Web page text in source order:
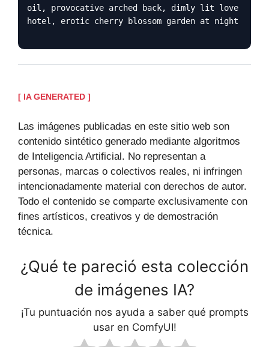
oil, provocative arched back, dimly lit love
hotel, erotic cherry blossom garden at night
[ IA GENERATED ]
Las imágenes publicadas en este sitio web son
contenido sintético generado mediante algoritmos
de Inteligencia Artificial. No representan a
personas, marcas o colectivos reales, ni infringen
intencionadamente material con derechos de autor.
Todo el contenido se comparte exclusivamente con
fines artísticos, creativos y de demostración
técnica.
¿Qué te pareció esta colección
de imágenes IA?
¡Tu puntuación nos ayuda a saber qué prompts
usar en ComfyUI!